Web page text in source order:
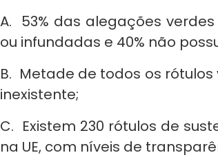
A. 53% das alegações
ou infundadas e 40% não
B. Metade de todos os
inexistente;
C. Existem 230 rótulos de
na UE, com níveis de